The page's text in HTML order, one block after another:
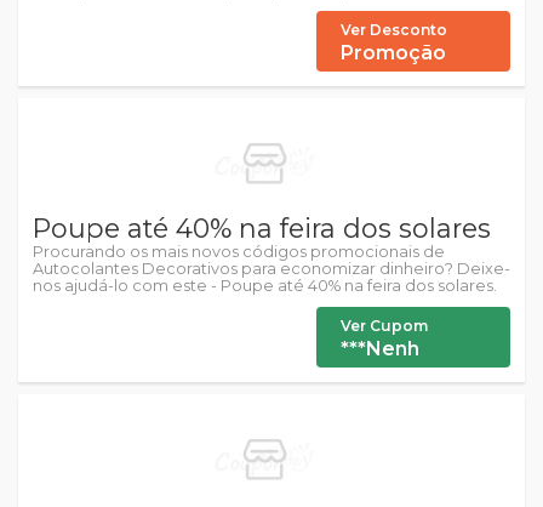
Ver Desconto
Promoção
Poupe até 40% na feira dos solares
Procurando os mais novos códigos promocionais de
Autocolantes Decorativos para economizar dinheiro? Deixe-
nos ajudá-lo com este - Poupe até 40% na feira dos solares.
Ver Cupom
***Nenh